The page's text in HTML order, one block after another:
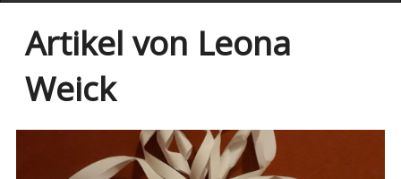
Artikel von Leona
Weick